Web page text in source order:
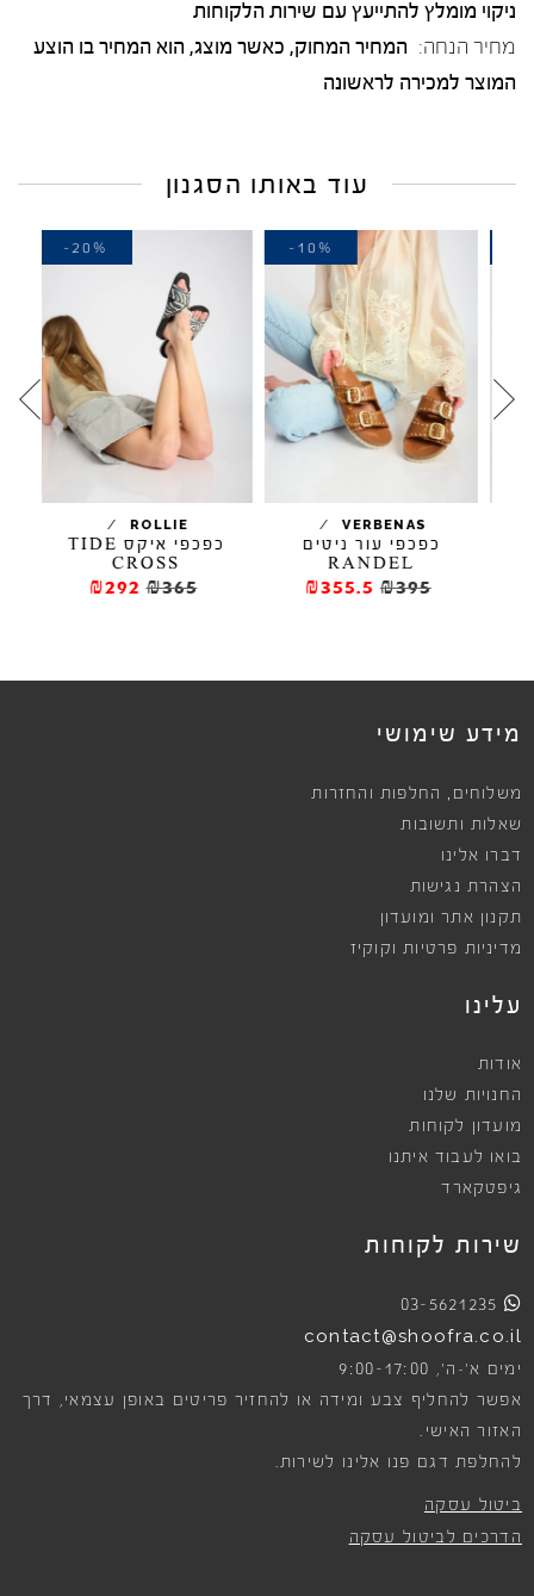
ניקוי מומלץ להתייעץ עם שירות הלקוחות
מחיר הנחה: המחיר המחוק, כאשר מוצג, הוא המחיר בו הוצע
המוצר למכירה לראשונה
עוד באותו הסגנון
VERBENAS
/
כפכפי עור ניטים
RANDEL
₪395
₪355.5
-10%
ROLLIE
/
כפכפי איקס TIDE
CROSS
₪365
₪292
-20%
מידע שימושי
משלוחים , החלפות והחזרות
שאלות ותשובות
דברו אלינו
הצהרת נגישות
תקנון אתר ומועדון
מדיניות פרטיות וקוקיז
עלינו
אודות
החנויות שלנו
מועדון לקוחות
בואו לעבוד איתנו
גיפטקארד
שירות לקוחות
03-5621235
contact@shoofra.co.il
ימים א׳-ה׳, 9:00-17:00
אפשר להחליף צבע ומידה או להחזיר פריטים באופן עצמאי, דרך
האזור האישי.
להחלפת דגם פנו אלינו לשירות.
ביטול עסקה
הדרכים לביטול עסקה